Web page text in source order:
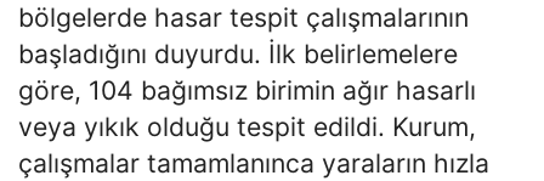
bölgelerde hasar tespit çalışmalarının
başladığını duyurdu. İlk belirlemelere
göre, 104 bağımsız birimin ağır hasarlı
veya yıkık olduğu tespit edildi. Kurum,
çalışmalar tamamlanınca yaraların hızla